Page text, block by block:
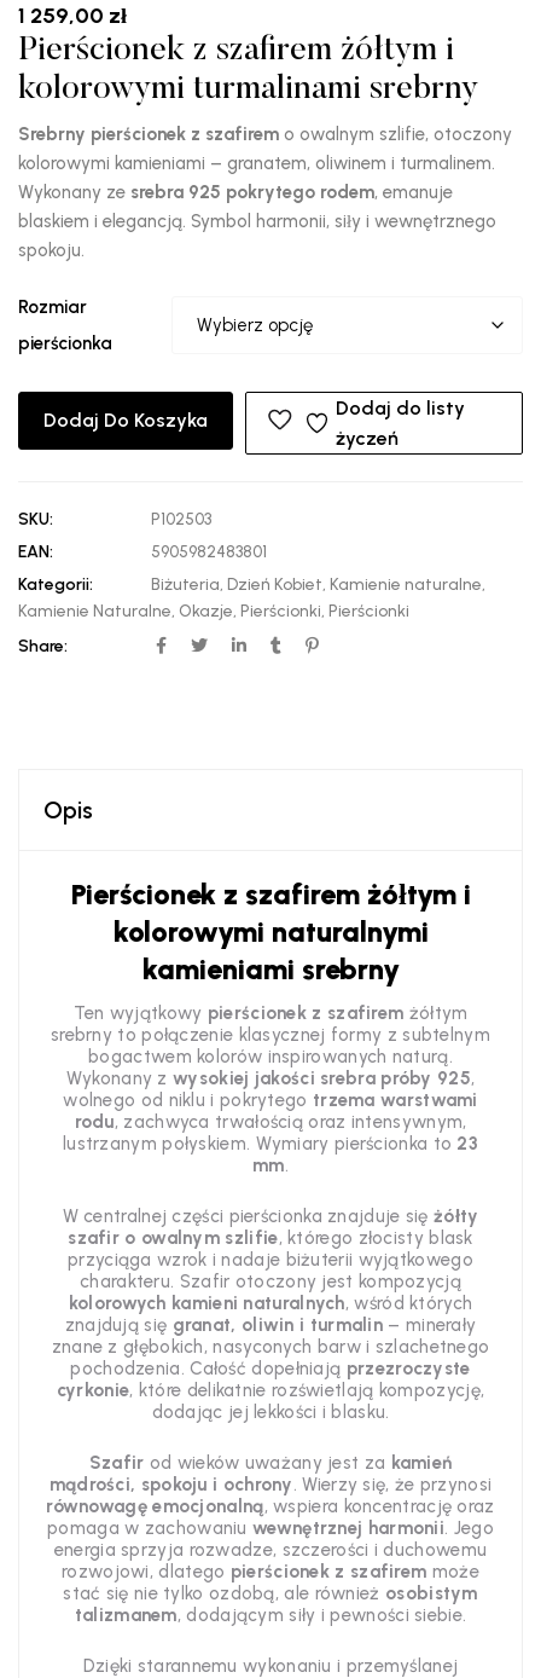
1 259,00 zł
Pierścionek z szafirem żółtym i
kolorowymi turmalinami srebrny
Srebrny pierścionek z szafirem o owalnym szlifie, otoczony
kolorowymi kamieniami – granatem, oliwinem i turmalinem.
Wykonany ze srebra 925 pokrytego rodem, emanuje
blaskiem i elegancją. Symbol harmonii, siły i wewnętrznego
spokoju.
Rozmiar
pierścionka
Dodaj Do Koszyka
Dodaj do listy
życzeń
SKU:
P102503
EAN:
5905982483801
Kategorii:
Biżuteria, Dzień Kobiet, Kamienie naturalne,
Kamienie Naturalne, Okazje, Pierścionki, Pierścionki
Share:
Opis
Pierścionek z szafirem żółtym i
kolorowymi naturalnymi
kamieniami srebrny
Ten wyjątkowy pierścionek z szafirem żółtym
srebrny to połączenie klasycznej formy z subtelnym
bogactwem kolorów inspirowanych naturą.
Wykonany zwysokiej jakości srebra próby 925,
wolnego od niklu i pokrytego trzema warstwami
rodu, zachwyca trwałością oraz intensywnym,
lustrzanym połyskiem. Wymiary pierścionka to 23
mm.
W centralnej części pierścionka znajduje się żółty
szafir o owalnym szlifie, którego złocisty blask
przyciąga wzrok i nadaje biżuterii wyjątkowego
charakteru. Szafir otoczony jest kompozycją
kolorowych kamieni naturalnych, wśród których
znajdują się granat, oliwin i turmalin – minerały
znane z głębokich, nasyconych barw i szlachetnego
pochodzenia. Całość dopełniają przezroczyste
cyrkonie, które delikatnie rozświetlają kompozycję,
dodając jej lekkości i blasku.
Szafir od wieków uważany jest za kamień
mądrości, spokoju i ochrony. Wierzy się, że przynosi
równowagę emocjonalną, wspiera koncentrację oraz
pomaga w zachowaniuwewnętrznej harmonii. Jego
energia sprzyja rozwadze, szczerości i duchowemu
rozwojowi, dlatego pierścionek z szafirem może
stać się nie tylko ozdobą, ale również osobistym
talizmanem, dodającym siły i pewności siebie.
Dzięki starannemu wykonaniu i przemyślanej